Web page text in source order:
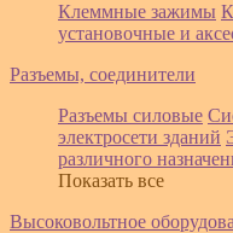
Клеммные зажимы
установочные и
Разъемы, соединители
Разъемы силовые
электросети зданий
различного
Показать все
Высоковольтное